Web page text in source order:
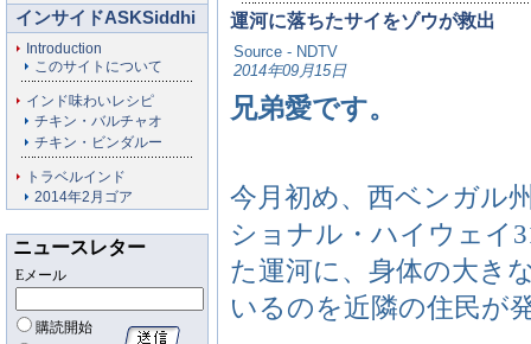
インサイドASKSiddhi
Introduction
このサイトについて
インド味わいレシピ
チキン・バルチャオ
チキン・ビンダルー
トラベルインド
2014年2月ゴア
ニュースレター
Eメール
購読開始
運河に落ちたサイをゾウが救出
Source - NDTV
2014年09月15日
兄弟愛です。
今月初め、西ベンガル
ショナル・ハイウェイ
た運河に、身体の大き
いるのを近隣の住民が